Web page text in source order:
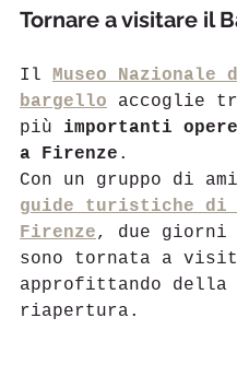
Tornare a visitare il
Il Museo Nazionale
bargello accoglie
più importanti
a Firenze .
Con un gruppo di
guide turistiche di
Firenze, due
sono tornata a
approfittando della
riapertura.